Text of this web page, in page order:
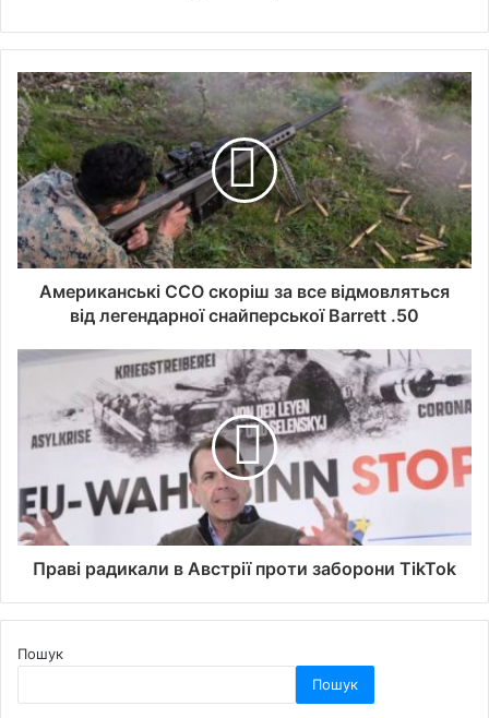
Американські ССО скоріш за все відмовляться
від легендарної снайперської Barrett .50
Праві радикали в Австрії проти заборони TikTok
Пошук
Пошук